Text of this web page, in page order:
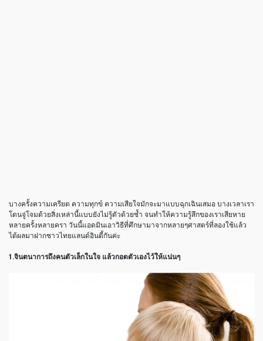
บางครั้งความเครียด ความทุกข์ ความเสียใจมักจะมาแบบฉุกเฉินเสมอ บางเวลาเรา
โดนจู่โจมด้วยสิ่งเหล่านี้แบบยังไม่รู้ตัวด้วยซ้ำ จนทำให้ความรู้สึกของเราเสียหาย
หลายครั้งหลายครา วันนี้แอดมินเอาวิธีที่ศึกษามาจากหลายๆศาสตร์ที่ลองใช้แล้ว
ได้ผลมาฝากชาวไทยแลนด์อินดี้กันค่ะ
1.จินตนาการถึงคนตัวเล็กในใจ แล้วกอดตัวเองไว้ให้แน่นๆ